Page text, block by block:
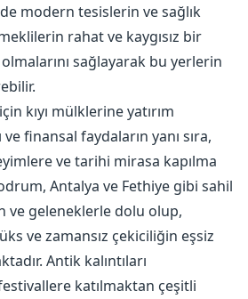
modern tesislerin ve sağlık
rahat ve kaygısız bir
sağlayarak bu yerlerin
kıyı mülklerine yatırım
finansal faydaların yanı sıra,
ve tarihi mirasa kapılma
Antalya ve Fethiye gibi sahil
ve geleneklerle dolu olup,
ve zamansız çekiciliğin eşsiz
Antik kalıntıları
katılmaktan çeşitli